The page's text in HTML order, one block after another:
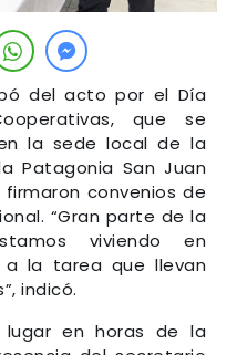
del acto por el Día
que se
la sede local de la
Patagonia San Juan
convenios de
“Gran parte de la
viviendo en
la tarea que llevan
indicó.
lugar en horas de la